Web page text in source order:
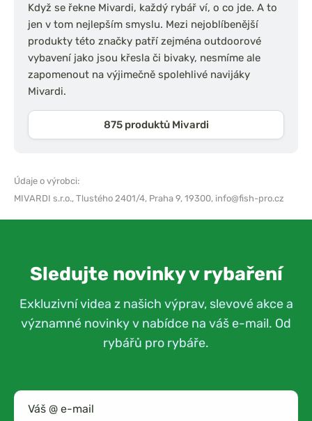
Když se řekne Mivardi, každý rybář ví, o co jde. A to
jen v tom nejlepším smyslu. Mezi nejoblíbenější
produkty této značky patří zejména outdoorové
vybavení jako jsou křesla či bivaky, nesmíme ale
zapomenout na výjimečně spolehlivé navijáky
Mivardi.
875 produktů Mivardi
Údaje o výrobci:
MIVARDI s.r.o., Tlustého 2401/4, Praha 9, 19300, info@fish-pro.cz
Sledujte novinky v rybaření
Exkluzivní videa z našich výprav, slevové akce a
významné novinky v nabídce na váš e-mail. Od
rybářů pro rybáře.